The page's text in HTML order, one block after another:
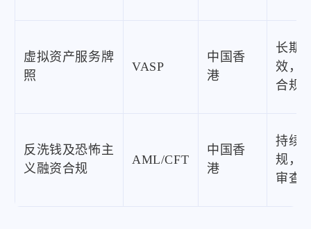
虚拟资产服务牌
照
VASP
中国香
港
长期
效，
合规
反洗钱及恐怖主
义融资合规
AML/CFT
中国香
港
持续
规，
审查